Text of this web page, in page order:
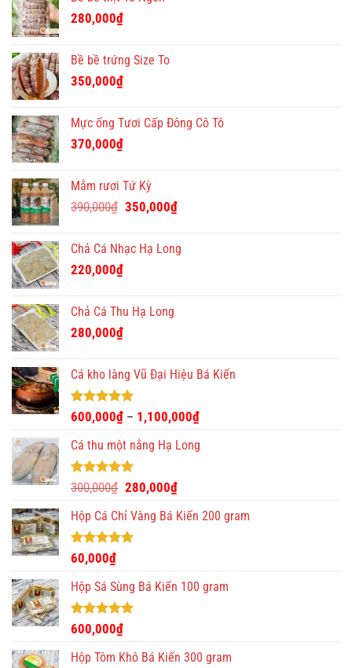
280,000₫
Bề bề trứng Size To
350,000₫
Mực ống Tươi Cấp Đông Cô Tô
370,000₫
Mắm rươi Tứ Kỳ
390,000₫ Giá
390,000₫.
350,000₫Giá
là:
Chả Cá Nhạc Hạ Long
220,000₫
Chả Cá Thu Hạ Long
280,000₫
Cá kho làng Vũ Đại Hiệu Bá Kiến
Được xếp
hạng
4.93
5 sao
600,000₫ – 1,100,000₫
Cá thu một nắng Hạ Long
Được xếp
hạng
5.00
5 sao
300,000₫ Giá
là:
300,000₫.
280,000₫Giá
tại
Hộp Cá Chỉ Vàng Bá Kiến 200 gram
Được xếp
hạng
5.00
5 sao
60,000₫
Hộp Sá Sùng Bá Kiến 100 gram
Được xếp
hạng
5.00
5 sao
600,000₫
Hộp Tôm Khô Bá Kiến 300 gram